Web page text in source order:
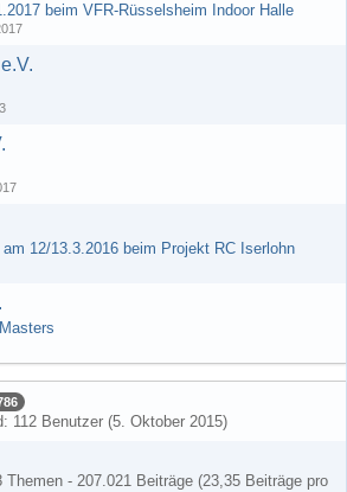
beim VFR-Rüsselsheim Indoor Halle
am 12/13.3.2016 beim Projekt RC Iserlohn
112 Benutzer (5. Oktober 2015)
- 207.021 Beiträge (23,35 Beiträge pro